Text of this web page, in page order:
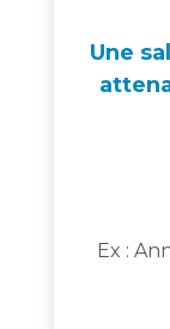
Une
Ex :